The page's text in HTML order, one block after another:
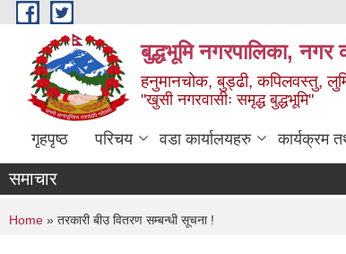
Skip to main content
बुद्धभूमि नगरपालिका, नगर
हनुमानचोक, बुड्ढी, कपिलवस्तु,
"खुसी नगरवासीः समृद्ध बुद्धभूमि"
गृहपृष्ठ परिचय वडा कार्यालयहरु कार्यक्रम
समाचार
You are here
Home » तरकारी बीउ वितरण सम्बन्धी सूचना !